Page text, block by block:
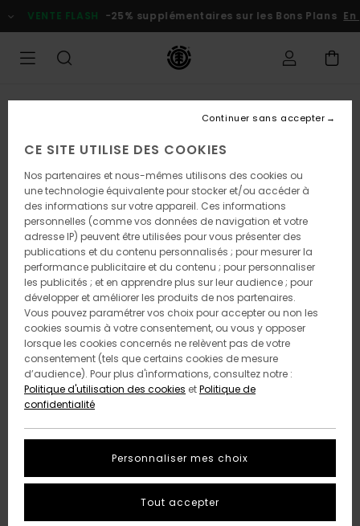
l'information
VENTE FLASH -25% supplémentaires sur les Bons Plans
CE SITE UTILISE DES COOKIES
Nos partenaires et nous-mêmes utilisons des cookies ou
une technologie équivalente pour stocker et/ou accéder à
des informations sur votre appareil. Ces informations
personnelles (comme vos données de navigation et votre
adresse IP) peuvent être utilisées pour vous présenter des
publications et du contenu personnalisés ; pour mesurer la
performance publicitaire et du contenu ; pour personnaliser
les publicités ; et en apprendre plus sur leur audience ; pour
développer et améliorer les produits de nos partenaires.
Vous pouvez paramétrer vos choix pour accepter ou non les
cookies soumis à votre consentement, ou vous y opposer
lorsque les cookies concernés ne relèvent pas de votre
consentement (tels que certains cookies de mesure
d’audience). Pour plus d'informations, consultez notre :
Politique d'utilisation des cookies etPolitique de
confidentialité
Personnaliser mes choix
Continuer sans accepter
Tout accepter